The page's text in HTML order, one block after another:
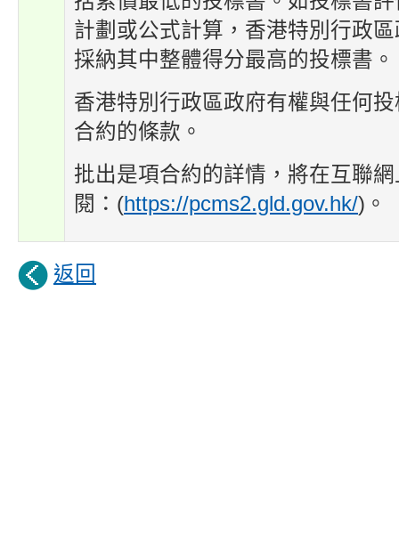
計劃或公式計算，香港特別行政
採納其中整體得分最高的投標書。
香港特別行政區政府有權與任何
合約的條款。
批出是項合約的詳情，將在互聯
閱：(https://pcms2.gld.gov.hk/)。
返回